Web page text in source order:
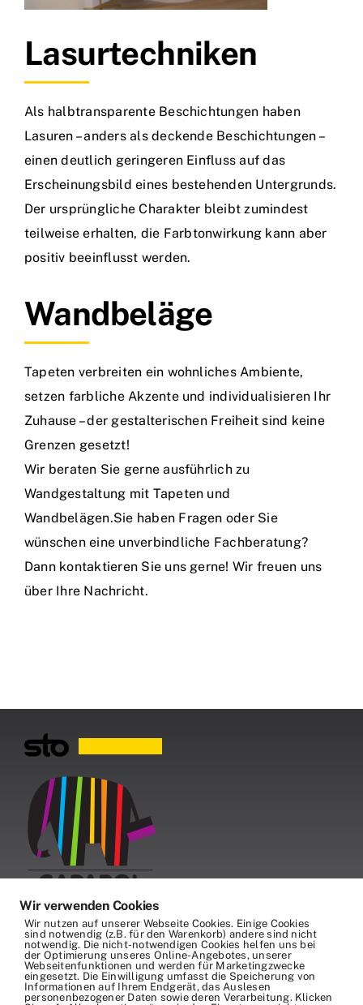
Lasurtechniken
Als halbtransparente Beschichtungen haben
Lasuren – anders als deckende Beschichtungen –
einen deutlich geringeren Einfluss auf das
Erscheinungsbild eines bestehenden Untergrunds.
Der ursprüngliche Charakter bleibt zumindest
teilweise erhalten, die Farbtonwirkung kann aber
positiv beeinflusst werden.
Wandbeläge
Tapeten verbreiten ein wohnliches Ambiente,
setzen farbliche Akzente und individualisieren Ihr
Zuhause – der gestalterischen Freiheit sind keine
Grenzen gesetzt!
Wir beraten Sie gerne ausführlich zu
Wandgestaltung mit Tapeten und
Wandbelägen.Sie haben Fragen oder Sie
wünschen eine unverbindliche Fachberatung?
Dann kontaktieren Sie uns gerne! Wir freuen uns
über Ihre Nachricht.
Wir verwenden Cookies
Wir nutzen auf unserer Webseite Cookies. Einige Cookies
sind notwendig (z.B. für den Warenkorb) andere sind nicht
notwendig. Die nicht-notwendigen Cookies helfen uns bei
der Optimierung unseres Online-Angebotes, unserer
Webseitenfunktionen und werden für Marketingzwecke
eingesetzt. Die Einwilligung umfasst die Speicherung von
Informationen auf Ihrem Endgerät, das Auslesen
personenbezogener Daten sowie deren Verarbeitung. Klicken